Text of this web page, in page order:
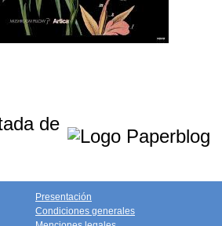
de
Presentación
Condiciones generales